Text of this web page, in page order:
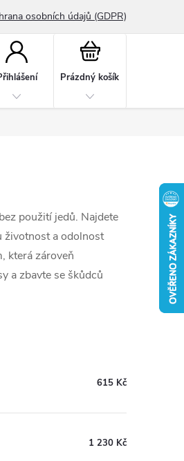
osobních údajů (GDPR)
Nákupní
Prázdný košík
použití jedů. Najdete
životnost a odolnost
která zároveň
a zbavte se škůdců
615 Kč
1 230 Kč